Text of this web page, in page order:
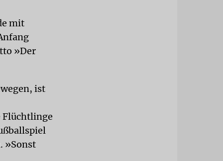
mit
»Der
ist
Flüchtlinge
»Sonst